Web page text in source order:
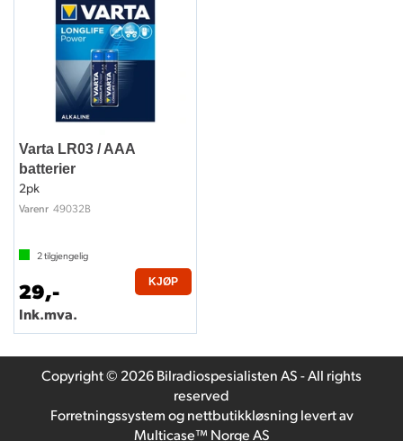
Varta LR03 / AAA
batterier
2pk
Varenr 49032B
2tilgjengelig
29,-
Ink.mva.
KJØP
Copyright © 2026 Bilradiospesialisten AS - All rights
reserved
Forretningssystemognettbutikkløsninglevert av
Multicase™ Norge AS